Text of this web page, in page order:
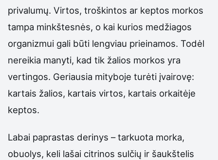
privalumų. Virtos, troškintos ar keptos morkos
tampa minkštesnės, o kai kurios medžiagos
organizmui gali būti lengviau prieinamos. Todėl
nereikia manyti, kad tik žalios morkos yra
vertingos. Geriausia mityboje turėti įvairovę:
kartais žalios, kartais virtos, kartais orkaitėje
keptos.
Labai paprastas derinys – tarkuota morka,
obuolys, keli lašai citrinos sulčių ir šaukštelis